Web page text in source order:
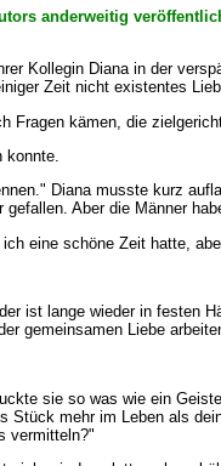
anderweitig
Kollegin Diana in der
Zeit nicht existentes
kämen, die
Diana musste kurz
Aber die Männer
eine schöne Zeit hatte,
ist lange wieder in festen
gemeinsamen Liebe
sie so was wie ein
mehr im Leben als
vermitteln?"